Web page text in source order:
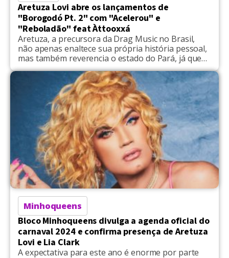
Aretuza Lovi abre os lançamentos de
"Borogodó Pt. 2" com "Acelerou" e
"Reboladão" feat Àttooxxá
Aretuza, a precursora da Drag Music no Brasil,
não apenas enaltece sua própria história pessoal,
mas também reverencia o estado do Pará, já que
morou em Belém
Minhoqueens
Bloco Minhoqueens divulga a agenda oficial do
carnaval 2024 e confirma presença de Aretuza
Lovi e Lia Clark
A expectativa para este ano é enorme por parte